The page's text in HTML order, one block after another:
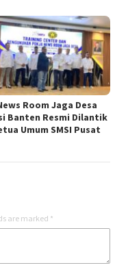
Room Jaga Desa
Banten Resmi Dilantik
Umum SMSI Pusat
are marked *